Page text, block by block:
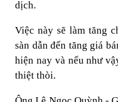
dịch.
Việc này sẽ làm tăng
sàn dẫn đến tăng giá
hiện nay và nếu như
thiệt thòi.